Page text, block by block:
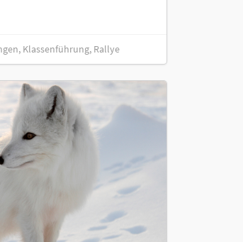
Klassenführung, Rallye